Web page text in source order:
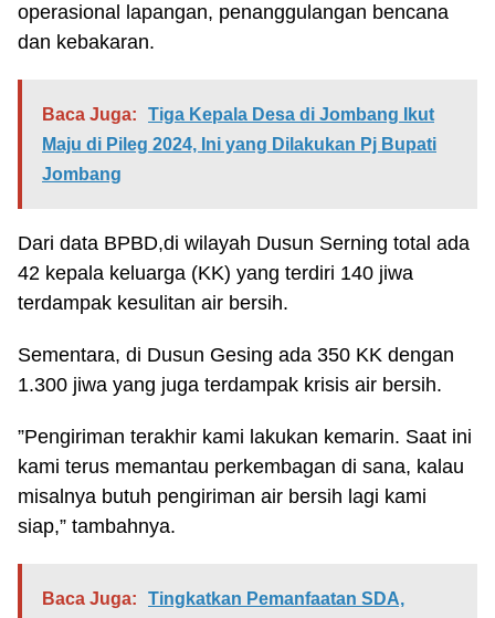
operasional lapangan, penanggulangan bencana
dan kebakaran.
Baca Juga:
Tiga Kepala Desa di Jombang Ikut
Maju di Pileg 2024, Ini yang Dilakukan Pj Bupati
Jombang
Dari data BPBD,di wilayah Dusun Serning total ada
42 kepala keluarga (KK) yang terdiri 140 jiwa
terdampak kesulitan air bersih.
Sementara, di Dusun Gesing ada 350 KK dengan
1.300 jiwa yang juga terdampak krisis air bersih.
”Pengiriman terakhir kami lakukan kemarin. Saat ini
kami terus memantau perkembagan di sana, kalau
misalnya butuh pengiriman air bersih lagi kami
siap,” tambahnya.
Baca Juga:
Tingkatkan Pemanfaatan SDA,